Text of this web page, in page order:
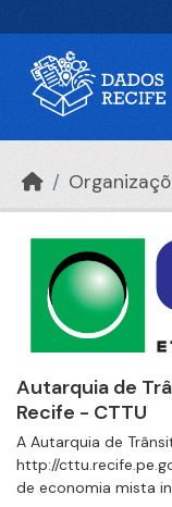
Autarquia de
Recife - CTTU
A Autarquia de
http://
de economia mista